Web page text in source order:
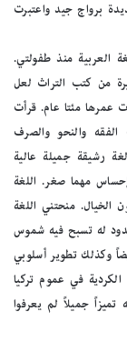
برواج جيد واعتبرت
العربية منذ طفولتي.
من كتب التراث لعل
مئتا عام. قرأت
والنحو والصرف
رشيقة جميلة عالية
مهما صغر. اللغة
الخيال. منحتني اللغة
له تسبح فيه شموس
وكذلك تطوير أسلوبي
في عموم تركيا
تميزاً جميلاً لم يعرفوا